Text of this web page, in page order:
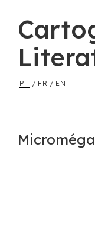
PT / FR / EN